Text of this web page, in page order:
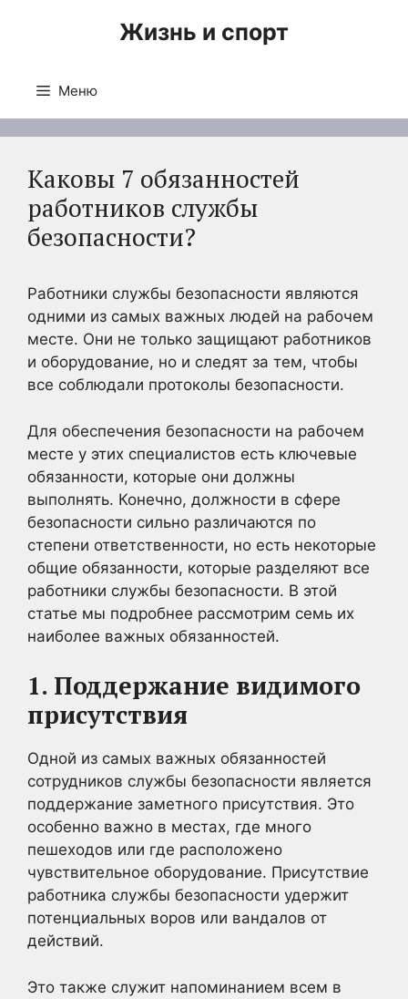
Жизнь и спорт
Меню
Каковы 7 обязанностей
работников службы
безопасности?
Работники службы безопасности являются
одними из самых важных людей на рабочем
месте. Они не только защищают работников
и оборудование, но и следят за тем, чтобы
все соблюдали протоколы безопасности.
Для обеспечения безопасности на рабочем
месте у этих специалистов есть ключевые
обязанности, которые они должны
выполнять. Конечно, должности в сфере
безопасности сильно различаются по
степени ответственности, но есть некоторые
общие обязанности, которые разделяют все
работники службы безопасности. В этой
статье мы подробнее рассмотрим семь их
наиболее важных обязанностей.
1. Поддержание видимого
присутствия
Одной из самых важных обязанностей
сотрудников службы безопасности является
поддержание заметного присутствия. Это
особенно важно в местах, где много
пешеходов или где расположено
чувствительное оборудование. Присутствие
работника службы безопасности удержит
потенциальных воров или вандалов от
действий.
Это также служит напоминанием всем в